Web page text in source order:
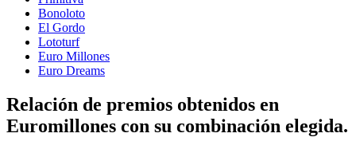
Bonoloto
El Gordo
Lototurf
Euro Millones
Euro Dreams
Relación de premios obtenidos en
Euromillones con su combinación elegida.